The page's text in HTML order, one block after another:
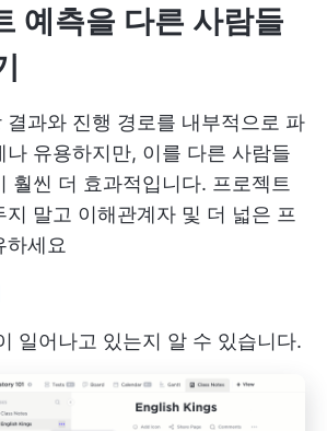
예측을 다른 사람들
결과와 진행 경로를 내부적으로 파
나 유용하지만, 이를 다른 사람들
훨씬 더 효과적입니다. 프로젝트
지 말고 이해관계자 및 더 넓은 프
하세요
일어나고 있는지 알 수 있습니다.